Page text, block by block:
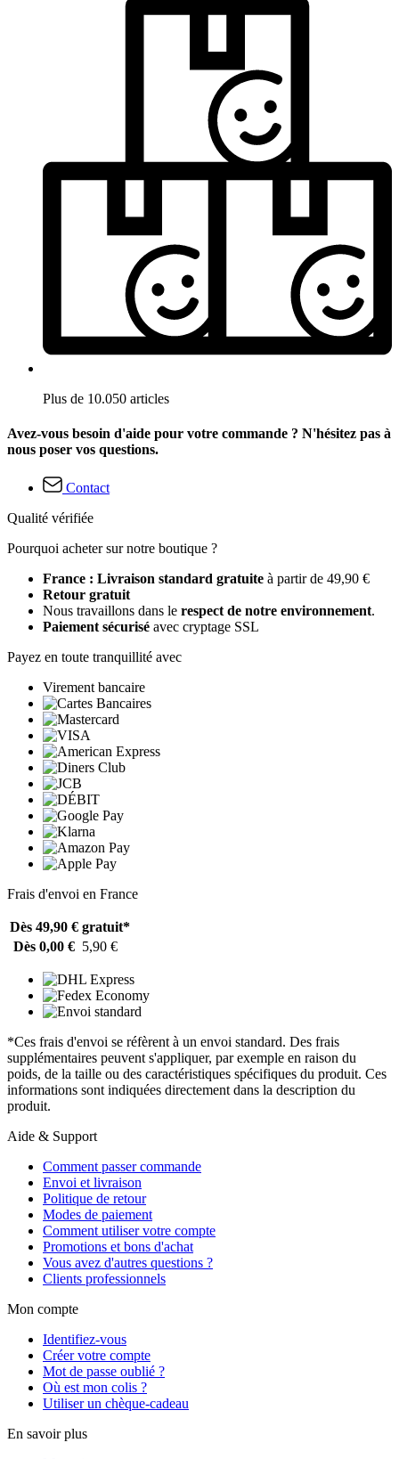
Plus de 10.050 articles
Avez-vous besoin d'aide pour votre commande ? N'hésitez pas à
nous poser vos questions.
Contact
Qualité vérifiée
Pourquoi acheter sur notre boutique ?
France : Livraison standard gratuite à partir de 49,90 €
Retour gratuit
Nous travaillons dans le respect de notre environnement.
Paiement sécurisé avec cryptage SSL
Payez en toute tranquillité avec
Virement bancaire
Frais d'envoi en France
Dès 49,90 € gratuit*
Dès 0,00 € 5,90 €
*Ces frais d'envoi se réfèrent à un envoi standard. Des frais
supplémentaires peuvent s'appliquer, par exemple en raison du
poids, de la taille ou des caractéristiques spécifiques du produit. Ces
informations sont indiquées directement dans la description du
produit.
Aide & Support
Comment passer commande
Envoi et livraison
Politique de retour
Modes de paiement
Comment utiliser votre compte
Promotions et bons d'achat
Vous avez d'autres questions ?
Clients professionnels
Mon compte
Identifiez-vous
Créer votre compte
Mot de passe oublié ?
Où est mon colis ?
Utiliser un chèque-cadeau
En savoir plus